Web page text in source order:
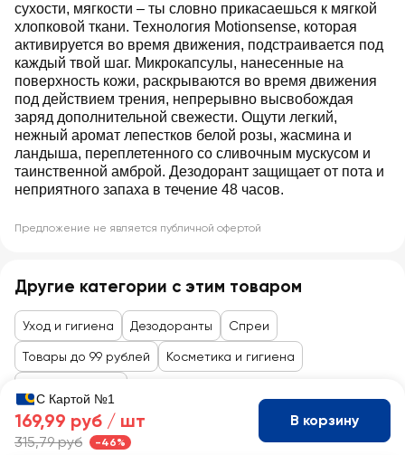
сухости, мягкости – ты словно прикасаешься к мягкой
хлопковой ткани. Технология Motionsense, которая
активируется во время движения, подстраивается под
каждый твой шаг. Микрокапсулы, нанесенные на
поверхность кожи, раскрываются во время движения
под действием трения, непрерывно высвобождая
заряд дополнительной свежести. Ощути легкий,
нежный аромат лепестков белой розы, жасмина и
ландыша, переплетенного со сливочным мускусом и
таинственной амброй. Дезодорант защищает от пота и
неприятного запаха в течение 48 часов.
Предложение не является публичной офертой
Другие категории с этим товаром
Уход и гигиена Дезодоранты Спреи
Товары до 99 рублей Косметика и гигиена
С Картой №1
169,99 руб / шт
315,79 руб -46%
В корзину